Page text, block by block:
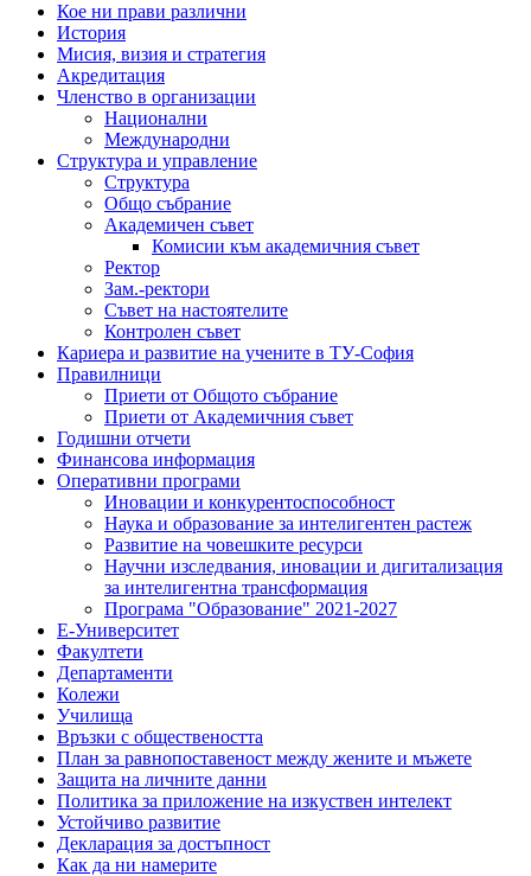
Кое ни прави различни
История
Мисия, визия и стратегия
Акредитация
Членство в организации
Национални
Международни
Структура и управление
Структура
Общо събрание
Академичен съвет
Комисии към академичния съвет
Ректор
Зам.-ректори
Съвет на настоятелите
Контролен съвет
Кариера и развитие на учените в ТУ-София
Правилници
Приети от Общото събрание
Приети от Академичния съвет
Годишни отчети
Финансова информация
Оперативни програми
Иновации и конкурентоспособност
Наука и образование за интелигентен растеж
Развитие на човешките ресурси
Научни изследвания, иновации и дигитализация
за интелигентна трансформация
Програма "Образование" 2021-2027
Е-Университет
Факултети
Департаменти
Колежи
Училища
Връзки с обществеността
План за равнопоставеност между жените и мъжете
Защита на личните данни
Политика за приложение на изкуствен интелект
Устойчиво развитие
Декларация за достъпност
Как да ни намерите